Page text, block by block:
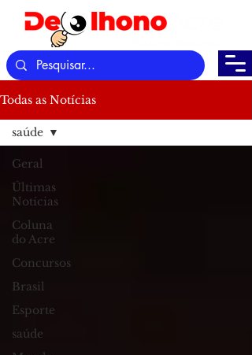
Todas as Notícias
Geral
Últimas
Notícias
Coluna
do Acre
Concursos
Brasil
Esporte
saúde
saúde